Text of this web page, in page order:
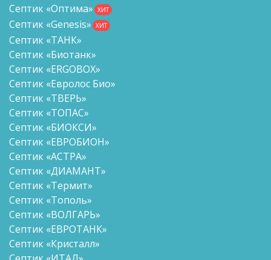
Септик «Оптима» ХИТ
Септик «Genesis» ХИТ
Септик «ТАНК»
Септик «Биотанк»
Септик «ERGOBOX»
Септик «Евролос Био»
Септик «ТВЕРЬ»
Септик «ТОПАС»
Септик «БИОКСИ»
Септик «ЕВРОБИОН»
Септик «АСТРА»
Септик «ДИАМАНТ»
Септик «Термит»
Септик «Тополь»
Септик «ВОЛГАРЬ»
Септик «ЕВРОТАНК»
Септик «Кристалл»